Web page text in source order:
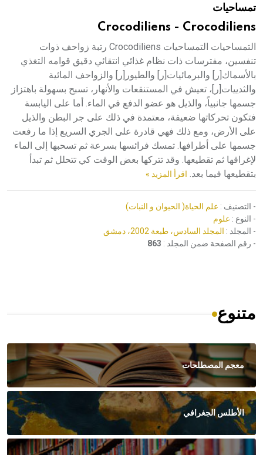
هيئة الموسوعة العربية تطلق موسوعات جديدة في عام 2026تمساحيات
Crocodiliens - Crocodiliens
التمساحيات التمساحيات Crocodiliens رتبة زواحف ذوات
تنفسين، مفترسات ذات نظام غذائي انتقائي دقيق قوامه التغذي
بالأسماك[ر] والبرمائيات[ر] والطيور[ر] والزواحف المائية
والثدييات[ر]، تعيش في المستنقعات والأنهار، تسبح بسهولة باهتزاز
جسمها جانبياً، والذيل هو عضو الدفع في الماء. أما على اليابسة
فتكون تحركاتها ضعيفة، معتمدة في ذلك على جر البطن والذيل
على الأرض، ومع ذلك فهي قادرة على الجري السريع إذا ما رفعت
جسمها على أطرافها. تمسك فرائسها بسرعة ثم تسحبها إلى الماء
لإغراقها ثم تقطيعها. وقد تتركها بعض الوقت كي تتحلل ثم تبدأ
بتقطيعها فيما بعد. اقرأ المزيد »
- التصنيف : علم الحياة( الحيوان و النبات)
- النوع : علوم
- المجلد : المجلد السادس، طبعة 2002، دمشق
- رقم الصفحة ضمن المجلد : 863
متنوع
معجم المصطلحات
الأطلس الجغرافي